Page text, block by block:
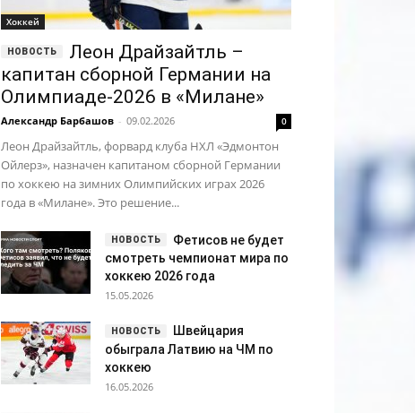
Хоккей
Леон Драйзайтль –
капитан сборной Германии на
Олимпиаде-2026 в «Милане»
Александр Барбашов - 09.02.2026 0
Леон Драйзайтль, форвард клуба НХЛ «Эдмонтон
Ойлерз», назначен капитаном сборной Германии
по хоккею на зимних Олимпийских играх 2026
года в «Милане». Это решение...
Фетисов не будет
смотреть чемпионат мира по
хоккею 2026 года
15.05.2026
Швейцария
обыграла Латвию на ЧМ по
хоккею
16.05.2026